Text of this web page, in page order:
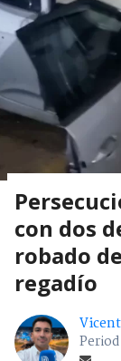
con dos
robado
regadío